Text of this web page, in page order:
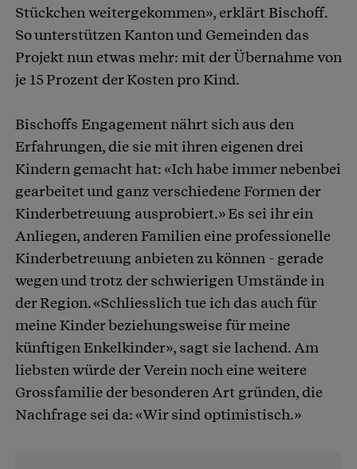
Stückchen weitergekommen», erklärt Bischoff.
So unterstützen Kanton und Gemeinden das
Projekt nun etwas mehr: mit der Übernahme von
je 15 Prozent der Kosten pro Kind.
Bischoffs Engagement nährt sich aus den
Erfahrungen, die sie mit ihren eigenen drei
Kindern gemacht hat: «Ich habe immer nebenbei
gearbeitet und ganz verschiedene Formen der
Kinderbetreuung ausprobiert.» Es sei ihr ein
Anliegen, anderen Familien eine professionelle
Kinderbetreuung anbieten zu können - gerade
wegen und trotz der schwierigen Umstände in
der Region. «Schliesslich tue ich das auch für
meine Kinder beziehungsweise für meine
künftigen Enkelkinder», sagt sie lachend. Am
liebsten würde der Verein noch eine weitere
Grossfamilie der besonderen Art gründen, die
Nachfrage sei da: «Wir sind optimistisch.»